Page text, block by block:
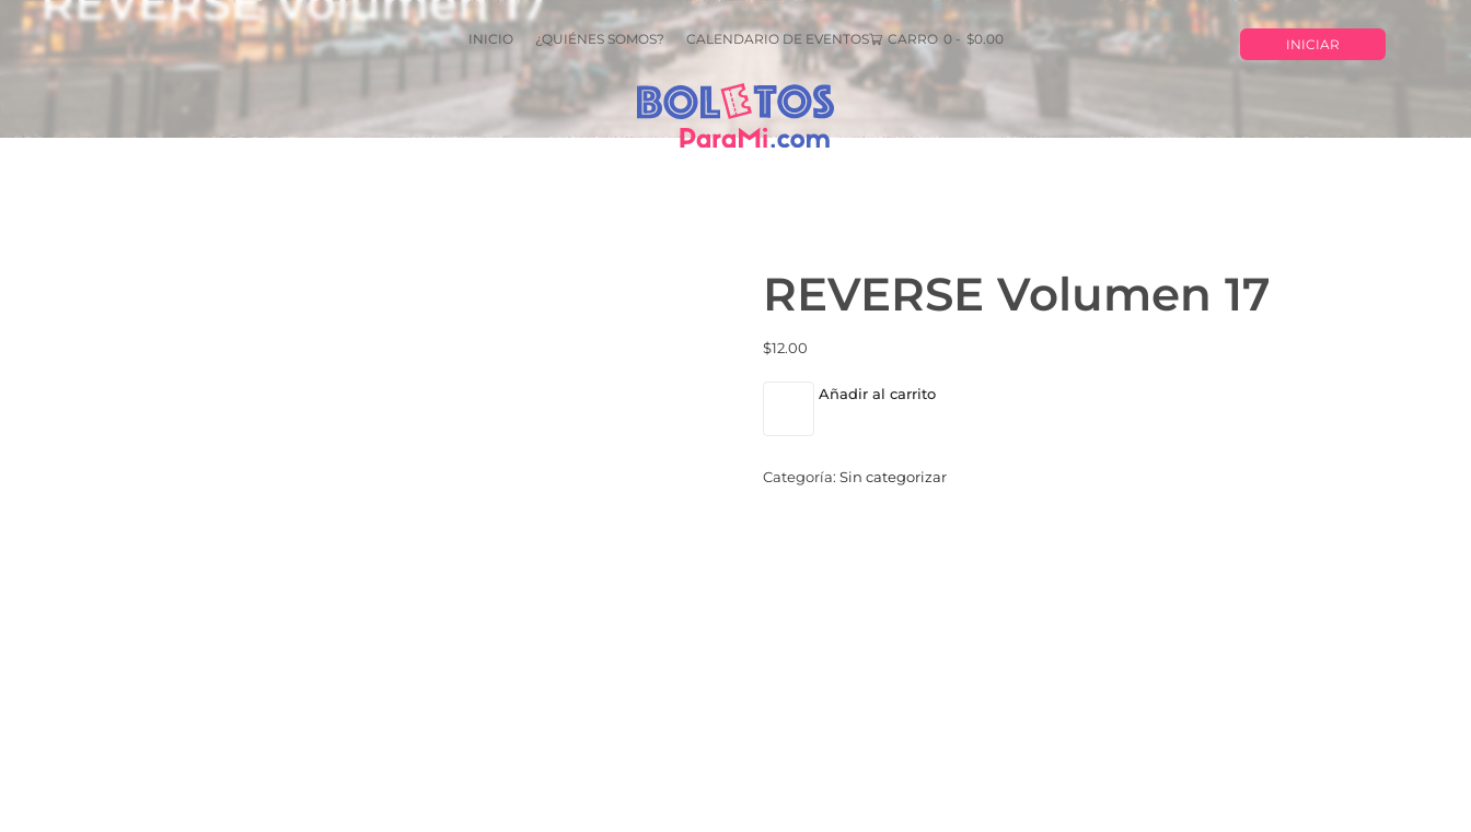
INICIO ¿QUIÉNES SOMOS? CALENDARIO DE EVENTOS CARRO 0- $0.00 INICIAR
REVERSE Volumen 17
$12.00
Añadir al carrito
Categoría: Sin categorizar